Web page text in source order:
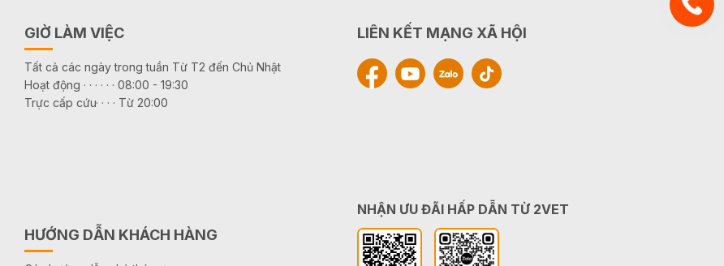
GIỜ LÀM VIỆC
Tất cả các ngày trong tuần Từ T2 đến Chủ Nhật
Hoạt động · · · · · · 08:00 - 19:30
Trực cấp cứu· · · · Từ 20:00
LIÊN KẾT MẠNG XÃ HỘI
HƯỚNG DẪN KHÁCH HÀNG
NHẬN ƯU ĐÃI HẤP DẪN TỪ 2VET